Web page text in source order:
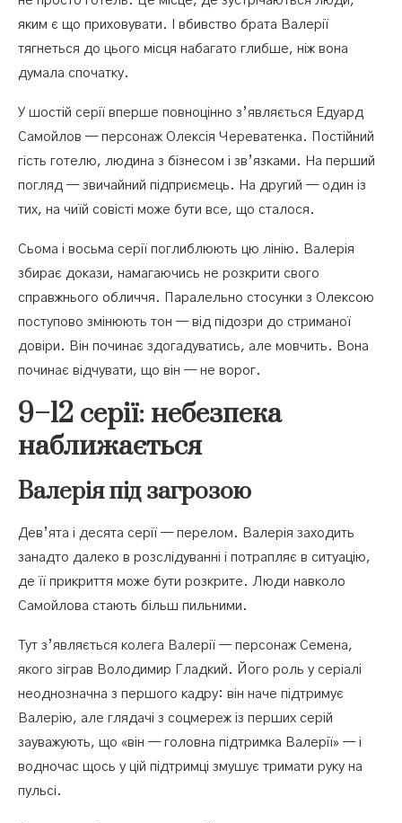
яким є що приховувати. І вбивство брата Валерії
тягнеться до цього місця набагато глибше, ніж вона
думала спочатку.
У шостій серії вперше повноцінно з’являється Едуард
Самойлов — персонаж Олексія Череватенка. Постійний
гість готелю, людина з бізнесом і зв’язками. На перший
погляд — звичайний підприємець. На другий — один із
тих, на чиїй совісті може бути все, що сталося.
Сьома і восьма серії поглиблюють цю лінію. Валерія
збирає докази, намагаючись не розкрити свого
справжнього обличчя. Паралельно стосунки з Олексою
поступово змінюють тон — від підозри до стриманої
довіри. Він починає здогадуватись, але мовчить. Вона
починає відчувати, що він — не ворог.
9–12 серії: небезпека
наближається
Валерія під загрозою
Дев’ята і десята серії — перелом. Валерія заходить
занадто далеко в розслідуванні і потрапляє в ситуацію,
де її прикриття може бути розкрите. Люди навколо
Самойлова стають більш пильними.
Тут з’являється колега Валерії — персонаж Семена,
якого зіграв Володимир Гладкий. Його роль у серіалі
неоднозначна з першого кадру: він наче підтримує
Валерію, але глядачі з соцмереж із перших серій
зауважують, що «він — головна підтримка Валерії» — і
водночас щось у цій підтримці змушує тримати руку на
пульсі.